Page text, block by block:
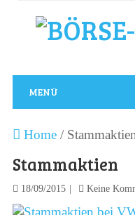
MENÜ
Home/
Stammaktien
18/09/2015 Keine